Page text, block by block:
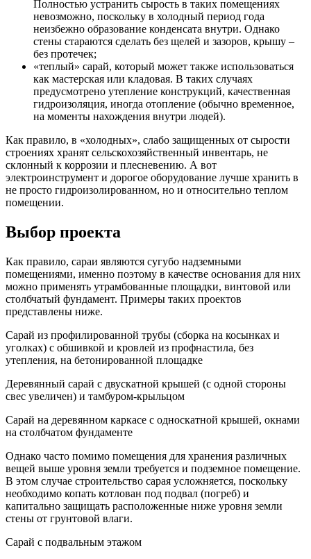
Полностью устранить сырость в таких помещениях
невозможно, поскольку в холодный период года
неизбежно образование конденсата внутри. Однако
стены стараются сделать без щелей и зазоров, крышу –
без протечек;
«теплый» сарай, который может также использоваться
как мастерская или кладовая. В таких случаях
предусмотрено утепление конструкций, качественная
гидроизоляция, иногда отопление (обычно временное,
на моменты нахождения внутри людей).
Как правило, в «холодных», слабо защищенных от сырости
строениях хранят сельскохозяйственный инвентарь, не
склонный к коррозии и плесневению. А вот
электроинструмент и дорогое оборудование лучше хранить в
не просто гидроизолированном, но и относительно теплом
помещении.
Выбор проекта
Как правило, сараи являются сугубо надземными
помещениями, именно поэтому в качестве основания для них
можно применять утрамбованные площадки, винтовой или
столбчатый фундамент. Примеры таких проектов
представлены ниже.
Сарай из профилированной трубы (сборка на косынках и
уголках) с обшивкой и кровлей из профнастила, без
утепления, на бетонированной площадке
Деревянный сарай с двускатной крышей (с одной стороны
свес увеличен) и тамбуром-крыльцом
Сарай на деревянном каркасе с односкатной крышей, окнами
на столбчатом фундаменте
Однако часто помимо помещения для хранения различных
вещей выше уровня земли требуется и подземное помещение.
В этом случае строительство сарая усложняется, поскольку
необходимо копать котлован под подвал (погреб) и
капитально защищать расположенные ниже уровня земли
стены от грунтовой влаги.
Сарай с подвальным этажом